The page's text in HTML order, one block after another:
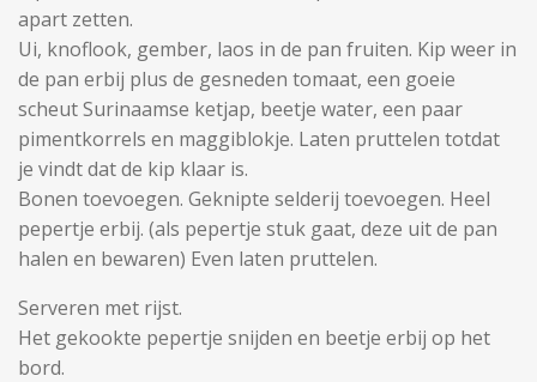
apart zetten.
Ui, knoflook, gember, laos in de pan fruiten. Kip weer in
de pan erbij plus de gesneden tomaat, een goeie
scheut Surinaamse ketjap, beetje water, een paar
pimentkorrels en maggiblokje. Laten pruttelen totdat
je vindt dat de kip klaar is.
Bonen toevoegen. Geknipte selderij toevoegen. Heel
pepertje erbij. (als pepertje stuk gaat, deze uit de pan
halen en bewaren) Even laten pruttelen.
Serveren met rijst.
Het gekookte pepertje snijden en beetje erbij op het
bord.